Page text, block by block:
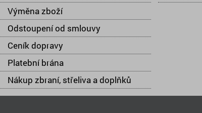
Výměna zboží
Odstoupení od smlouvy
Ceník dopravy
Platební brána
Nákup zbraní, střeliva a doplňků